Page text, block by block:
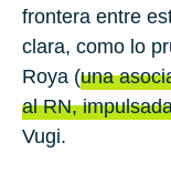
frontera entre
clara, como lo
Roya (una
al RN,
Vugi.